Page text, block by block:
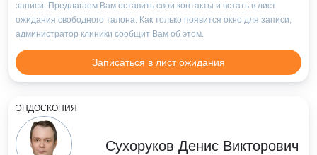
записи. Предлагаем Вам оставить свои контакты и встать в лист
ожидания свободного талона. Как только появится окно для записи,
администратор клиники сообщит Вам об этом.
Записаться в лист ожидания
ЭНДОСКОПИЯ
Сухоруков Денис Викторович